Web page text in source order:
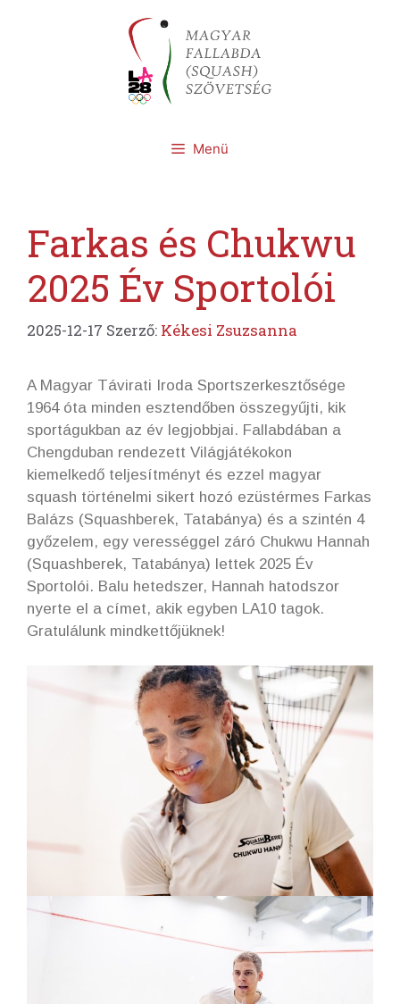
Menü
Farkas és Chukwu
2025 Év Sportolói
2025-12-17 Szerző: Kékesi Zsuzsanna
A Magyar Távirati Iroda Sportszerkesztősége
1964 óta minden esztendőben összegyűjti, kik
sportágukban az év legjobbjai. Fallabdában a
Chengduban rendezett Világjátékokon
kiemelkedő teljesítményt és ezzel magyar
squash történelmi sikert hozó ezüstérmes Farkas
Balázs (Squashberek, Tatabánya) és a szintén 4
győzelem, egy verességgel záró Chukwu Hannah
(Squashberek, Tatabánya) lettek 2025 Év
Sportolói. Balu hetedszer, Hannah hatodszor
nyerte el a címet, akik egyben LA10 tagok.
Gratulálunk mindkettőjüknek!